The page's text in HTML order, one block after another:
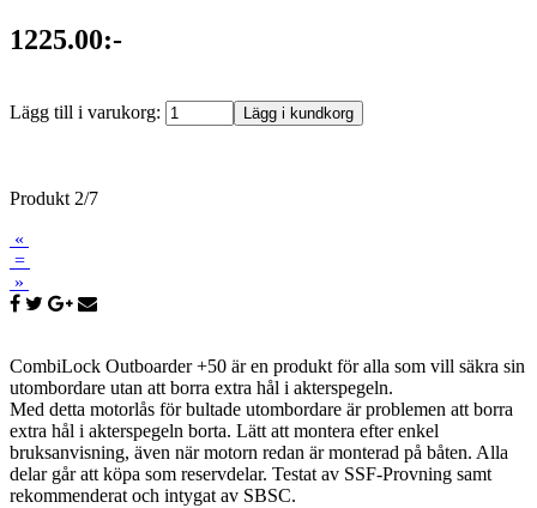
1225.00:-
Lägg till i varukorg:
Produkt 2/7
«
=
»
CombiLock Outboarder +50 är en produkt för alla som vill säkra sin
utombordare utan att borra extra hål i akterspegeln.
Med detta motorlås för bultade utombordare är problemen att borra
extra hål i akterspegeln borta. Lätt att montera efter enkel
bruksanvisning, även när motorn redan är monterad på båten. Alla
delar går att köpa som reservdelar. Testat av SSF-Provning samt
rekommenderat och intygat av SBSC.